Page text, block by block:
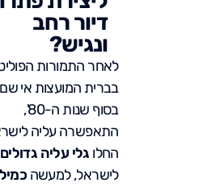
דיור רחב
ונגיש?
לאחר התמורות
בברית המועצות אי שם
בסוף שנות ה-80',
התאפשרה עליה
החלו גלי עליה גדולים
לישראל, למעשה